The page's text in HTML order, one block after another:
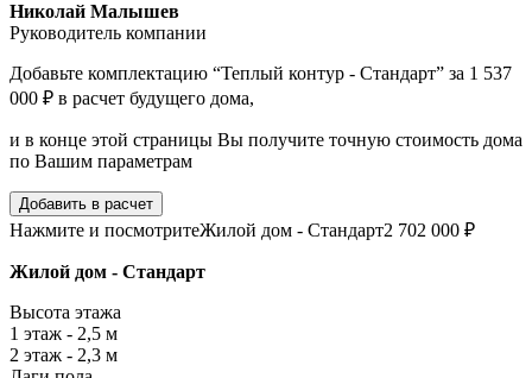
Николай Малышев
Руководитель компании
Добавьте комплектацию “Теплый контур - Стандарт” за 1 537
000 ₽ в расчет будущего дома,
и в конце этой страницы Вы получите точную стоимость дома
по Вашим параметрам
Добавить в расчет
Нажмите и посмотритеЖилой дом - Стандарт2 702 000 ₽
Жилой дом - Стандарт
Высота этажа
1 этаж - 2,5 м
2 этаж - 2,3 м